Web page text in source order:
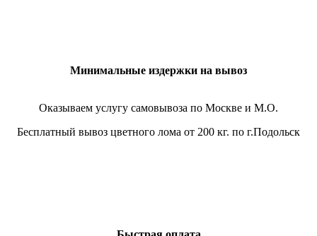
Минимальные издержки на вывоз
Оказываем услугу самовывоза по Москве и М.О.
Бесплатный вывоз цветного лома от 200 кг. по г.Подольск